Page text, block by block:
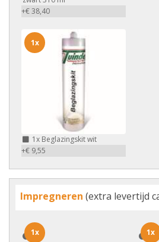
+€ 38,40
1x Beglazingskit wit
+€ 9,55
1x
Impregneren (extra levertijd
1x
1x 1x
1x